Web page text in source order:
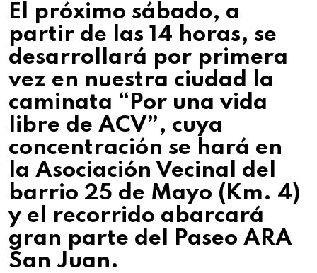
El próximo sábado, a
partir de las 14 horas, se
desarrollará por primera
vez en nuestra ciudad la
caminata “Por una vida
libre de ACV”, cuya
concentración se hará en
la Asociación Vecinal del
barrio 25 de Mayo (Km. 4)
y el recorrido abarcará
gran parte del Paseo ARA
San Juan.